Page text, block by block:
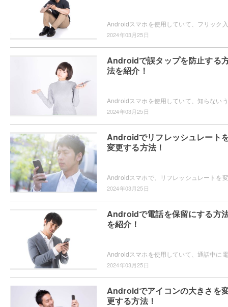
2024年03月25日
Androidで誤タップを防止する
法を紹介！
2024年03月25日
Androidでリフレッシュレート
変更する方法！
2024年03月25日
Androidで電話を保留にする方
を紹介！
2024年03月25日
Androidでアイコンの大きさを
更する方法！